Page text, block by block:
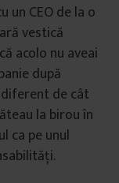
un CEO de la o
vestică
acolo nu aveai
după
de cât
la birou în
ca pe unul